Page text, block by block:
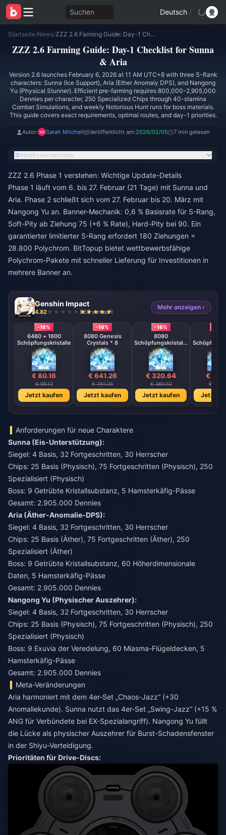
Suchen Deutsch /
Startseite/News/ ZZZ 2.6 Farming Guide: Day-1 Checklist for Sunna & Aria
ZZZ 2.6 Farming Guide: Day-1 Checklist for Sunna
& Aria
Version 2.6 launches February 6, 2026 at 11 AM UTC+8 with three S-Rank
characters: Sunna (Ice Support), Aria (Ether Anomaly DPS), and Nangong
Yu (Physical Stunner). Efficient pre-farming requires 800,000-2,905,000
Dennies per character, 250 Specialized Chips through 40-stamina
Combat Simulations, and weekly Notorious Hunt runs for boss materials.
This guide covers exact requirements, optimal routes, and day-1 priorities.
Autor: Sarah Mitchell Veröffentlicht am:2026/02/05 7 min gelesen
Inhaltsverzeichnis
ZZZ 2.6 Phase 1 verstehen: Wichtige Update-Details
Phase 1 läuft vom 6. bis 27. Februar (21 Tage) mit Sunna und
Aria. Phase 2 schließt sich vom 27. Februar bis 20. März mit
Nangong Yu an. Banner-Mechanik: 0,6 % Basisrate für S-Rang,
Soft-Pity ab Ziehung 75 (+6 % Rate), Hard-Pity bei 90. Ein
garantierter limitierter S-Rang erfordert 180 Ziehungen =
28.800 Polychrom. BitTopup bietet wettbewerbsfähige
Polychrom-Pakete mit schneller Lieferung für Investitionen in
mehrere Banner an.
Genshin Impact
4.82 868 verkauft
Mehr anzeigen ›
-16%
6480 + 1600
Schöpfungskristalle
€ 80.16
€ 95.13
Jetzt kaufen
-16%
8080 Genesis
Crystals * 8
€ 641.26
€ 761.05
Jetzt kaufen
-16%
8080
Schöpfungskristalle
* 4
€ 320.64
€ 380.52
Jetzt kaufen
€
€
Jetzt
Anforderungen für neue Charaktere
Sunna (Eis-Unterstützung):
Siegel: 4 Basis, 32 Fortgeschritten, 30 Herrscher
Chips: 25 Basis (Physisch), 75 Fortgeschritten (Physisch), 250
Spezialisiert (Physisch)
Boss: 9 Getrübte Kristallsubstanz, 5 Hamsterkäfig-Pässe
Gesamt: 2.905.000 Dennies
Aria (Äther-Anomalie-DPS):
Siegel: 4 Basis, 32 Fortgeschritten, 30 Herrscher
Chips: 25 Basis (Äther), 75 Fortgeschritten (Äther), 250
Spezialisiert (Äther)
Boss: 9 Getrübte Kristallsubstanz, 60 Höherdimensionale
Daten, 5 Hamsterkäfig-Pässe
Gesamt: 2.905.000 Dennies
Nangong Yu (Physischer Auszehrer):
Siegel: 4 Basis, 32 Fortgeschritten, 30 Herrscher
Chips: 25 Basis (Physisch), 75 Fortgeschritten (Physisch), 250
Spezialisiert (Physisch)
Boss: 9 Exuvia der Veredelung, 60 Miasma-Flügeldecken, 5
Hamsterkäfig-Pässe
Gesamt: 2.905.000 Dennies
Meta-Veränderungen
Aria harmoniert mit dem 4er-Set „Chaos-Jazz“ (+30
Anomaliekunde). Sunna nutzt das 4er-Set „Swing-Jazz“ (+15 %
ANG für Verbündete bei EX-Spezialangriff). Nangong Yu füllt
die Lücke als physischer Auszehrer für Burst-Schadensfenster
in der Shiyu-Verteidigung.
Prioritäten für Drive-Discs: